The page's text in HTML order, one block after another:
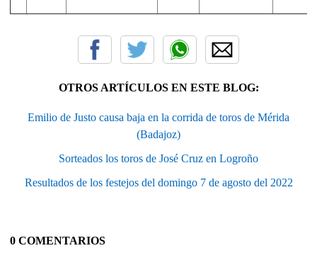
OTROS ARTÍCULOS EN ESTE BLOG:
Emilio de Justo causa baja en la corrida de toros de Mérida
(Badajoz)
Sorteados los toros de José Cruz en Logroño
Resultados de los festejos del domingo 7 de agosto del 2022
0 COMENTARIOS